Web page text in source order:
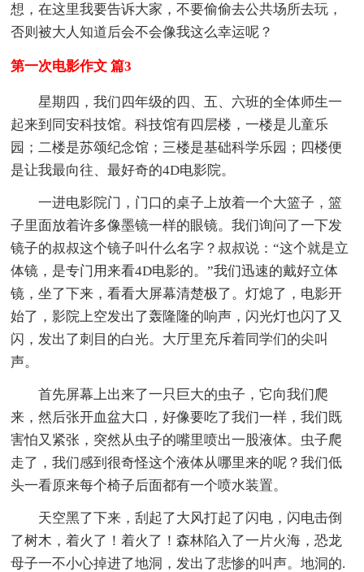
想，在这里我要告诉大家，不要偷偷去公共场所去玩，
否则被大人知道后会不会像我这么幸运呢？
第一次电影作文 篇3
星期四，我们四年级的四、五、六班的全体师生一
起来到同安科技馆。科技馆有四层楼，一楼是儿童乐
园；二楼是苏颂纪念馆；三楼是基础科学乐园；四楼便
是让我最向往、最好奇的4D电影院。
一进电影院门，门口的桌子上放着一个大篮子，篮
子里面放着许多像墨镜一样的眼镜。我们询问了一下发
镜子的叔叔这个镜子叫什么名字？叔叔说：“这个就是立
体镜，是专门用来看4D电影的。”我们迅速的戴好立体
镜，坐了下来，看看大屏幕清楚极了。灯熄了，电影开
始了，影院上空发出了轰隆隆的响声，闪光灯也闪了又
闪，发出了刺目的白光。大厅里充斥着同学们的尖叫
声。
首先屏幕上出来了一只巨大的虫子，它向我们爬
来，然后张开血盆大口，好像要吃了我们一样，我们既
害怕又紧张，突然从虫子的嘴里喷出一股液体。虫子爬
走了，我们感到很奇怪这个液体从哪里来的呢？我们低
头一看原来每个椅子后面都有一个喷水装置。
天空黑了下来，刮起了大风打起了闪电，闪电击倒
了树木，着火了！着火了！森林陷入了一片火海，恐龙
母子一不小心掉进了地洞，发出了悲惨的叫声。地洞的.